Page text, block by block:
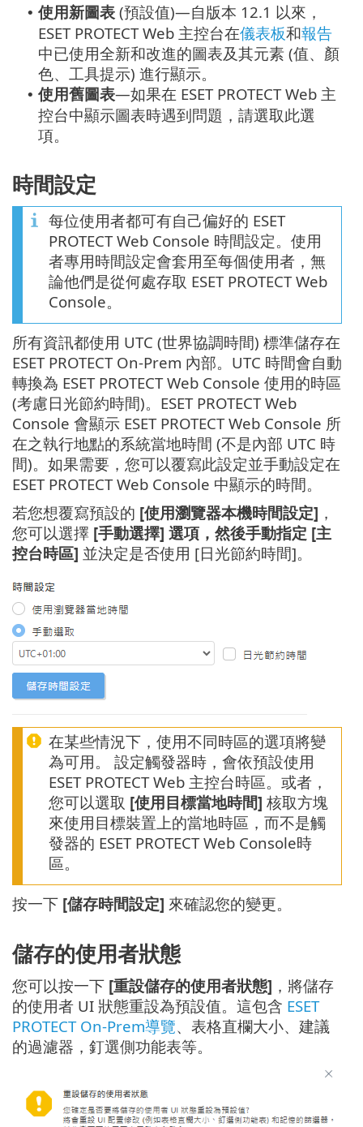
• 使用新圖表 (預設值)—自版本 12.1 以來，
ESET PROTECT Web 主控台在儀表板和報告
中已使用全新和改進的圖表及其元素 (值、顏
色、工具提示) 進行顯示。
• 使用舊圖表—如果在 ESET PROTECT Web 主
控台中顯示圖表時遇到問題，請選取此選
項。
時間設定
每位使用者都可有自己偏好的 ESET
PROTECT Web Console 時間設定。使用
者專用時間設定會套用至每個使用者，無
論他們是從何處存取 ESET PROTECT Web
Console。
所有資訊都使用 UTC (世界協調時間) 標準儲存在
ESET PROTECT On-Prem 內部。UTC 時間會自動
轉換為 ESET PROTECT Web Console 使用的時區
(考慮日光節約時間)。ESET PROTECT Web
Console 會顯示 ESET PROTECT Web Console 所
在之執行地點的系統當地時間 (不是內部 UTC 時
間)。如果需要，您可以覆寫此設定並手動設定在
ESET PROTECT Web Console 中顯示的時間。
若您想覆寫預設的 [使用瀏覽器本機時間設定] ，
您可以選擇 [手動選擇] 選項，然後手動指定 [主
控台時區] 並決定是否使用 [日光節約時間]。
在某些情況下，使用不同時區的選項將變
為可用。 設定觸發器時，會依預設使用
ESET PROTECT Web 主控台時區。或者，
您可以選取 [使用目標當地時間] 核取方塊
來使用目標裝置上的當地時區，而不是觸
發器的 ESET PROTECT Web Console時
區。
按一下 [儲存時間設定] 來確認您的變更。
儲存的使用者狀態
您可以按一下 [重設儲存的使用者狀態] ，將儲存
的使用者 UI 狀態重設為預設值。這包含 ESET
PROTECT On-Prem導覽、表格直欄大小、建議
的過濾器，釘選側功能表等。